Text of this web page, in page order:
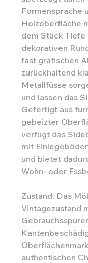
Formensprache
Holzoberfläche
dem Stück
dekorativen
fast grafischen
zurückhaltend
Metallfüsse
und lassen das
Gefertigt aus
gebeizter
verfügt das
mit
und bietet
Wohn- oder
Zustand: Das
Vintagezustand
authentischen